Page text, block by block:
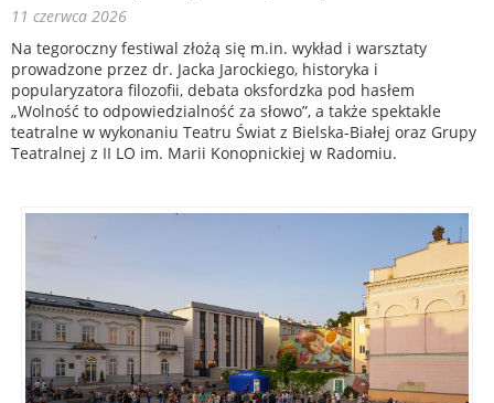
11 czerwca 2026
Na tegoroczny festiwal złożą się m.in. wykład i warsztaty
prowadzone przez dr. Jacka Jarockiego, historyka i
popularyzatora filozofii, debata oksfordzka pod hasłem
„Wolność to odpowiedzialność za słowo”, a także spektakle
teatralne w wykonaniu Teatru Świat z Bielska-Białej oraz Grupy
Teatralnej z II LO im. Marii Konopnickiej w Radomiu.